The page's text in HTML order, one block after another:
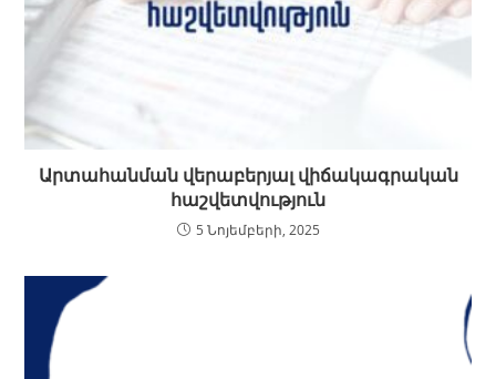
Արտահանման վերաբերյալ վիճակագրական
հաշվետվություն
5 Նոյեմբերի, 2025